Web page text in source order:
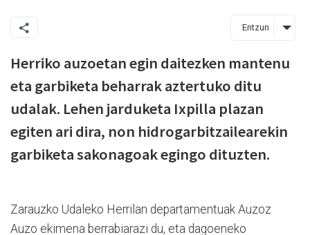
Entzun
Herriko auzoetan egin daitezken mantenu
eta garbiketa beharrak aztertuko ditu
udalak. Lehen jarduketa Ixpilla plazan
egiten ari dira, non hidrogarbitzailearekin
garbiketa sakonagoak egingo dituzten.
Zarauzko Udaleko Herrilan departamentuak Auzoz
Auzo ekimena berrabiarazi du, eta dagoeneko